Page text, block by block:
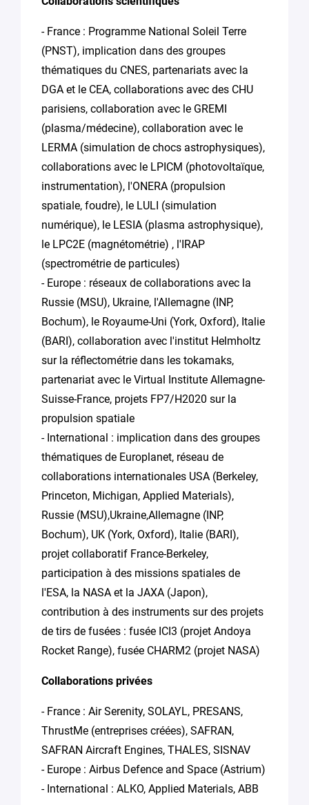
- France : Programme National Soleil Terre
(PNST), implication dans des groupes
thématiques du CNES, partenariats avec la
DGA et le CEA, collaborations avec des CHU
parisiens, collaboration avec le GREMI
(plasma/médecine), collaboration avec le
LERMA (simulation de chocs astrophysiques),
collaborations avec le LPICM (photovoltaïque,
instrumentation), l'ONERA (propulsion
spatiale, foudre), le LULI (simulation
numérique), le LESIA (plasma astrophysique),
le LPC2E (magnétométrie) , l'IRAP
(spectrométrie de particules)
- Europe : réseaux de collaborations avec la
Russie (MSU), Ukraine, l'Allemagne (INP,
Bochum), le Royaume-Uni (York, Oxford), Italie
(BARI), collaboration avec l'institut Helmholtz
sur la réflectométrie dans les tokamaks,
partenariat avec le Virtual Institute Allemagne-
Suisse-France, projets FP7/H2020 sur la
propulsion spatiale
- International : implication dans des groupes
thématiques de Europlanet, réseau de
collaborations internationales USA (Berkeley,
Princeton, Michigan, Applied Materials),
Russie (MSU),Ukraine,Allemagne (INP,
Bochum), UK (York, Oxford), Italie (BARI),
projet collaboratif France-Berkeley,
participation à des missions spatiales de
l'ESA, la NASA et la JAXA (Japon),
contribution à des instruments sur des projets
de tirs de fusées : fusée ICI3 (projet Andoya
Rocket Range), fusée CHARM2 (projet NASA)
Collaborations privées
- France : Air Serenity, SOLAYL, PRESANS,
ThrustMe (entreprises créées), SAFRAN,
SAFRAN Aircraft Engines, THALES, SISNAV
- Europe : Airbus Defence and Space (Astrium)
- International : ALKO, Applied Materials, ABB